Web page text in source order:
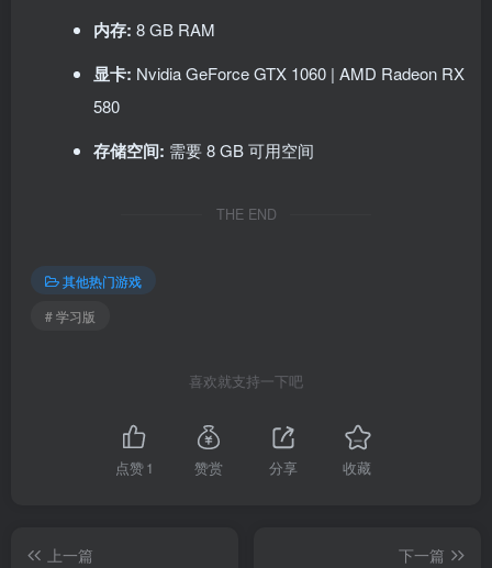
内存: 8 GB RAM
显卡: Nvidia GeForce GTX 1060 | AMD Radeon RX
580
存储空间: 需要 8 GB 可用空间
THE END
其他热门游戏
# 学习版
喜欢就支持一下吧
点赞1 赞赏 分享 收藏
上一篇
下一篇